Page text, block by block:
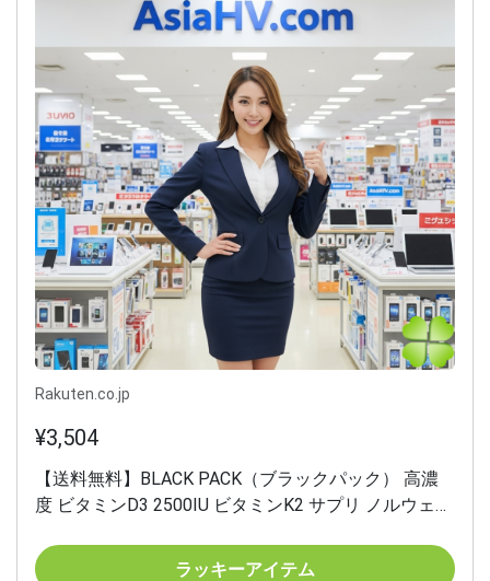
Rakuten.co.jp
¥3,504
【送料無料】BLACK PACK（ブラックパック） 高濃
度 ビタミンD3 2500IU ビタミンK2 サプリ ノルウェー
内GMP認定工場 第三者機関テスト済み 飲みやすい小
ラッキーアイテム